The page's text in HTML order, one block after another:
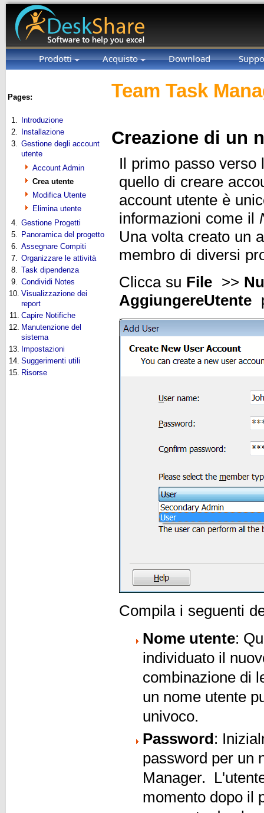
Prodotti Acquisto Download
Pages:
1.
Introduzione
2.
Installazione
3. Gestione degli account
utente
Account Admin
Crea utente
Modifica Utente
Elimina utente
4. Gestione Progetti
5. Panoramica del progetto
6. Assegnare Compiti
7. Organizzare le attività
8. Task dipendenza
9. Condividi Notes
10. Visualizzazione dei
report
11. Capire Notifiche
12. Manutenzione del
sistema
13. Impostazioni
14. Suggerimenti utili
15. Risorse
Team Task
Creazione di un
Il primo passo verso
quello di creare
account utente è
informazioni come il
Una volta creato un
membro di diversi
Clicca su File >>
AggiungereUtente
Compila i seguenti
Nome utente:
individuato il
combinazione di
un nome utente
univoco.
Password :
password per un
Manager.
momento dopo il